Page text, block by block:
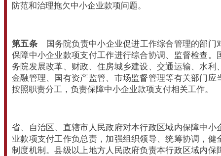
防范和治理拖欠中小企业款项问题。
第五条
国务院负责中小企业促进工作综合管理的部门
保障中小企业款项支付工作进行综合协调、监督检查。
务院发展改革、财政、住房城乡建设、交通运输、水利
金融管理、国有资产监管、市场监督管理等有关部门应
按照职责分工，负责保障中小企业款项支付相关工作。
省、自治区、直辖市人民政府对本行政区域内保障中小
业款项支付工作负总责，加强组织领导、统筹协调，健
制度机制。县级以上地方人民政府负责本行政区域内保